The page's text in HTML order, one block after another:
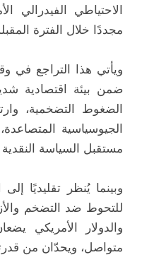
الاحتياطي الفيدرالي
مجددًا خلال الفترة
ويأتي هذا التراجع في
ضمن بيئة اقتصادية
الضغوط التضخمية،
الجيوسياسية
مستقبل السياسة النقدية
وبينما يُنظر تقليديًا إلى
للتحوط ضد التضخم
والدولار الأمريكي
متواصل، ويحدّان من